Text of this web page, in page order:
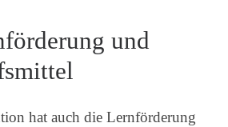
und
hat auch die Lernförderung